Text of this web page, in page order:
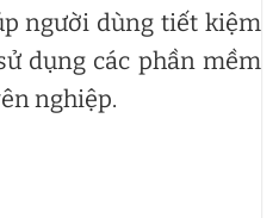
người dùng tiết kiệm
dụng các phần mềm
nghiệp.